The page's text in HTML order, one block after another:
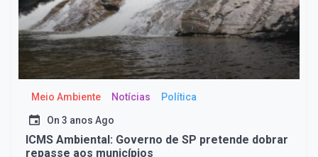
Meio Ambiente Notícias Política
On 3 anos Ago
ICMS Ambiental: Governo de SP pretende dobrar
repasse aos municípios